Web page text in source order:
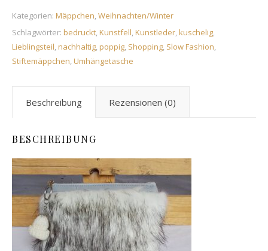
Kategorien: Mäppchen,Weihnachten/Winter
Schlagwörter: bedruckt,Kunstfell,Kunstleder,kuschelig,
Lieblingsteil,nachhaltig,poppig, Shopping, Slow Fashion,
Stiftemäppchen,Umhängetasche
Beschreibung Rezensionen (0)
BESCHREIBUNG